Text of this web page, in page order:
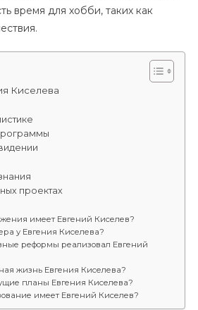
время для хобби, таких как
Киселева
проектах
имеет Евгений Киселев?
у Евгения Киселева?
реформы реализовал Евгений
жизнь Евгения Киселева?
планы Евгения Киселева?
имеет Евгений Киселев?